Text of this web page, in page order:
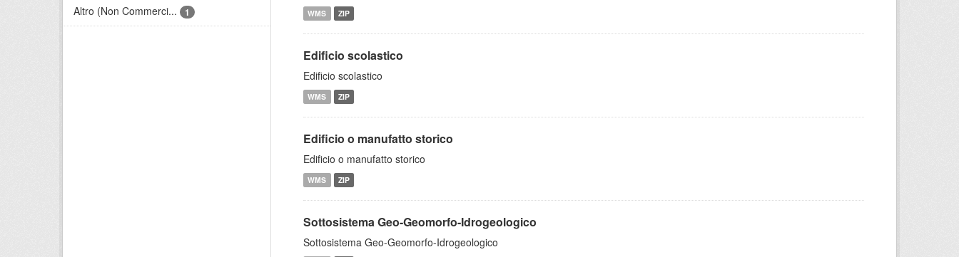
Altro (Non Commerci... 1 WMS ZIP
Edificio scolastico
Edificio scolastico
WMS ZIP
Edificio o manufatto storico
Edificio o manufatto storico
WMS ZIP
Sottosistema Geo-Geomorfo-Idrogeologico
Sottosistema Geo-Geomorfo-Idrogeologico